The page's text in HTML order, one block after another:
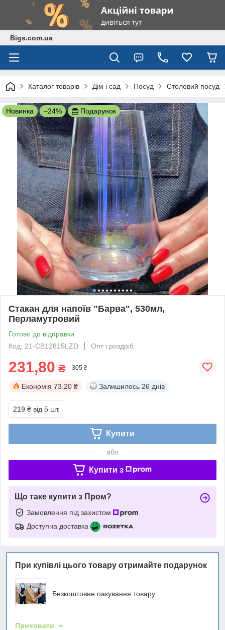
Bigs.com.ua
Каталог товарів Дім і сад Посуд Столовий посуд
Новинка –24% Подарунок
Стакан для напоїв "Барва", 530мл,
Перламутровий
Готово до відправки
Код: 21-CB12815LZD
Опт і роздріб
231,80 ₴ 305 ₴
Економія 73.20 ₴ Залишилось 26 днів
219 ₴ від 5 шт.
Купити
або
Купити з
Що таке купити з Пром?
Замовлення під захистом
Доступна доставка
При купівлі цього товару отримайте подарунок
Безкоштовне пакування товару
Приховати